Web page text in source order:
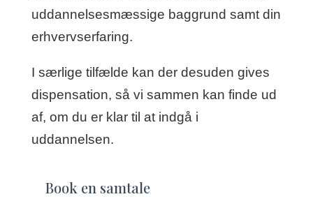
uddannelsesmæssige baggrund samt din
erhvervserfaring.
I særlige tilfælde kan der desuden gives
dispensation, så vi sammen kan finde ud
af, om du er klar til at indgå i
uddannelsen.
Book en samtale